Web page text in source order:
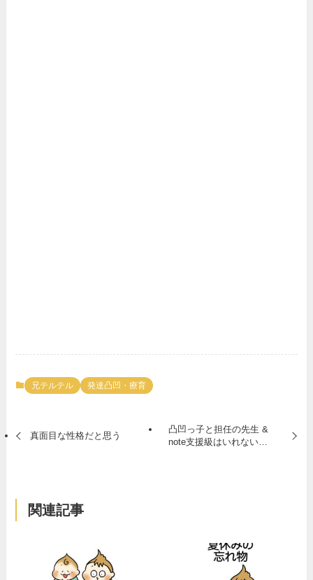
兄テルテル 発達凸凹・療育
真面目な性格だと思う
凸凹っ子と担任の先生 &
note支援級はいれない…
関連記事